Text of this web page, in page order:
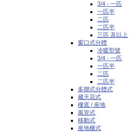
3/4 - 一匹
一匹半
二匹
二匹半
三匹 及以上
窗口式分體
冷暖型號
3/4 - 一匹
一匹半
二匹
二匹半
多聯式分體式
藏天花式
樓底 / 座地
風管式
移動式
座地櫃式